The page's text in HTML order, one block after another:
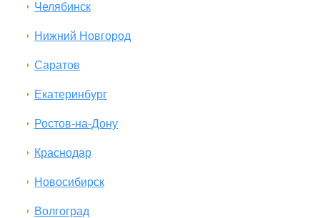
Челябинск
Нижний Новгород
Саратов
Екатеринбург
Ростов-на-Дону
Краснодар
Новосибирск
Волгоград